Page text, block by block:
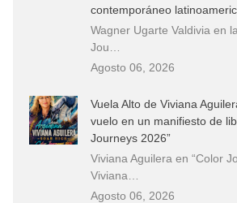
contemporáneo
Wagner Ugarte Valdivia en
Jou…
Agosto 06, 2026
Vuela Alto de Viviana
vuelo en un manifiesto de
Journeys 2026”
Viviana Aguilera en “Color
Viviana…
Agosto 06, 2026